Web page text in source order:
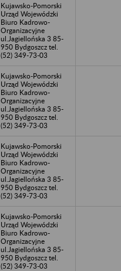
Kujawsko-Pomorski
Urząd Wojewódzki
Biuro Kadrowo-
Organizacyjne
ul.Jagiellońska 3 85-
950 Bydgoszcz tel.
(52) 349-73-03
Kujawsko-Pomorski
Urząd Wojewódzki
Biuro Kadrowo-
Organizacyjne
ul.Jagiellońska 3 85-
950 Bydgoszcz tel.
(52) 349-73-03
Kujawsko-Pomorski
Urząd Wojewódzki
Biuro Kadrowo-
Organizacyjne
ul.Jagiellońska 3 85-
950 Bydgoszcz tel.
(52) 349-73-03
Kujawsko-Pomorski
Urząd Wojewódzki
Biuro Kadrowo-
Organizacyjne
ul.Jagiellońska 3 85-
950 Bydgoszcz tel.
(52) 349-73-03